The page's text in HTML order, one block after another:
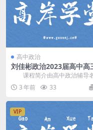
高中政治
刘佳彬政治2023届高中高
治寒春联报班(二轮)百度
课程简介由高中政治辅导
刘佳彬 讲课，刘佳彬2023届高
治二轮寒假春...
3 年前 33
VIP